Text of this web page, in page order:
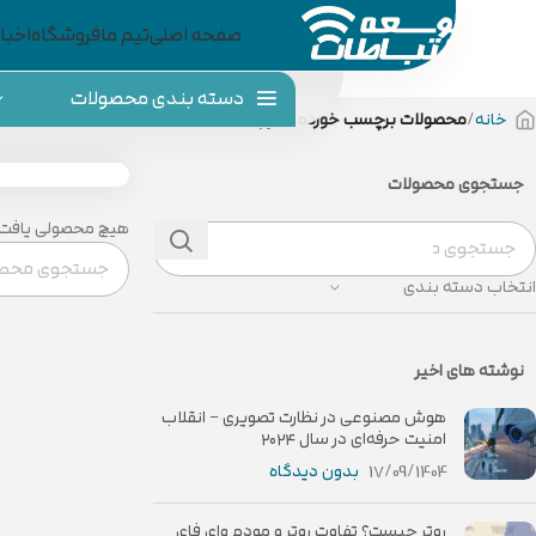
صفحه اصلیتیم مافروشگاه
دسته بندی محصولات
خانه محصولات برچسب خورده “نیوراک”
جستجوی محصولات
انتخاب دسته بندی
نوشته های اخیر
هوش مصنوعی در نظارت تصویری – انقلاب
امنیت حرفه‌ای در سال ۲۰۲۴
17/09/1404 بدون دیدگاه
هیچ محصولی